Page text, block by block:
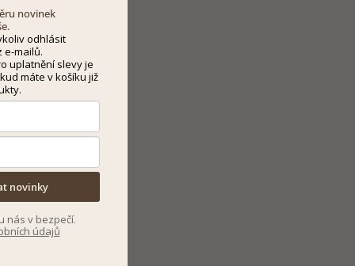
novinek
odhlásit
e-mailů.
uplatnění slevy je
máte v košíku již
novinky
nás v bezpečí.
údajů